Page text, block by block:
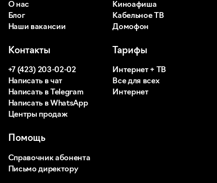
О нас
Блог
Наши вакансии
Киноафиша
Кабельное ТВ
Домофон
Помощь
Справочник абонента
Письмо директору
Тарифы
Интернет + ТВ
Все для всех
Интернет
Контакты
+7 (423) 203-02-02
Написать в чат
Написать в Telegram
Написать в WhatsApp
Центры продаж